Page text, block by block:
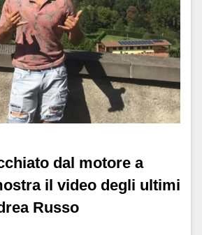
dal motore a
il video degli ultimi
Russo